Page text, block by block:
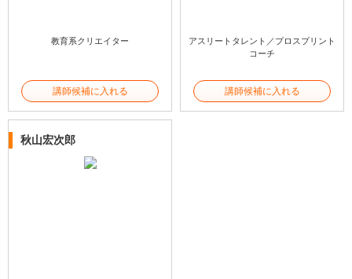
教育系クリエイター
講師候補に入れる
アスリートタレント／プロスプリント
コーチ
講師候補に入れる
秋山宏次郎